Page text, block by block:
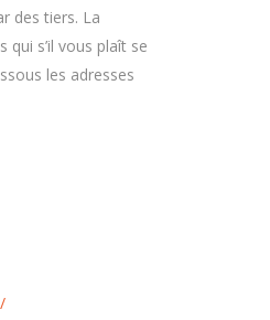
des tiers. La
s’il vous plaît se
les adresses